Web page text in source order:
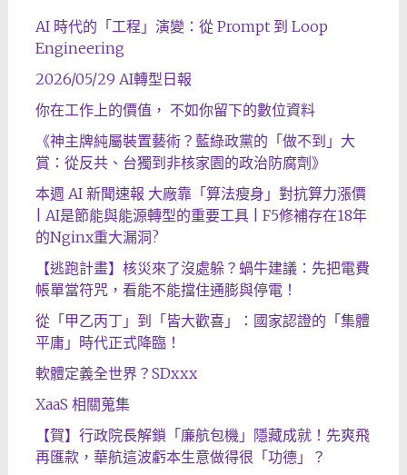
AI 時代的「工程」演變：從 Prompt 到 Loop
Engineering
2026/05/29 AI轉型日報
你在工作上的價值， 不如你留下的數位資料
《神主牌純屬裝置藝術？藍綠政黨的「做不到」大
賞：從反共、台獨到非核家園的政治防腐劑》
本週 AI 新聞速報 大廠靠「算法瘦身」對抗算力漲價
| AI是節能與能源轉型的重要工具 | F5修補存在18年
的Nginx重大漏洞?
【逃跑計畫】核災來了沒處躲？蝸牛建議：先把電費
帳單當符咒，看能不能擋住通膨與停電！
從「甲乙丙丁」到「皆大歡喜」：國家認證的「集體
平庸」時代正式降臨！
軟體定義全世界？SDxxx
XaaS 相關蒐集
【賀】行政院長解鎖「廉航包機」隱藏成就！先爽飛
再匯款，華航這波虧本生意做得很「功德」？